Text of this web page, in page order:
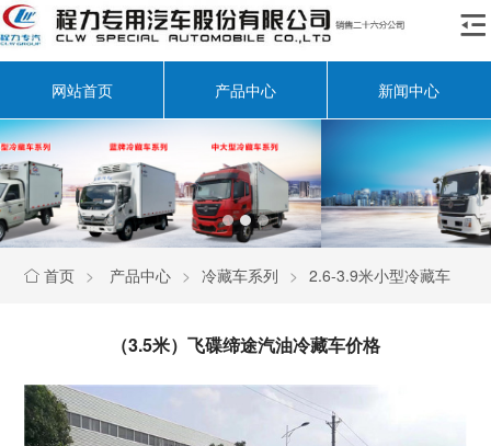

网站首页 产品中心 新闻中心
 首页 > 产品中心 > 冷藏车系列 > 2.6-3.9米小型冷藏车
（3.5米）飞碟缔途汽油冷藏车价格